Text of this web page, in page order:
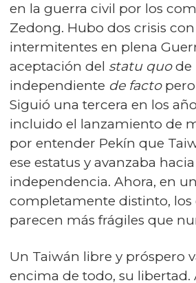
en la guerra civil por los
Zedong. Hubo dos crisis
intermitentes en plena
aceptación del statu quode
independiente de facto
Siguió una tercera en los
incluido el lanzamiento de
por entender Pekín que
ese estatus y avanzaba hacia
independencia. Ahora, en
completamente distinto, los
parecen más frágiles que
Un Taiwán libre y próspero
encima de todo, su libertad.